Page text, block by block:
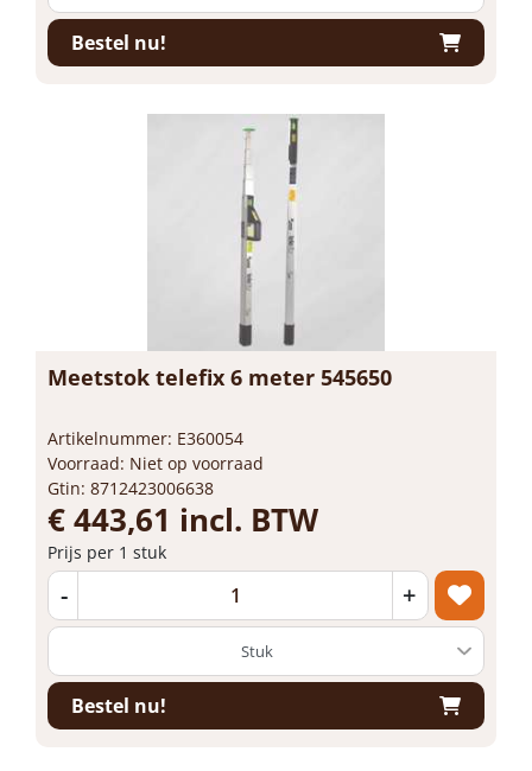
Bestel nu!
Meetstok telefix 6 meter 545650
Artikelnummer: E360054
Voorraad: Niet op voorraad
Gtin: 8712423006638
€ 443,61 incl. BTW
Prijs per 1 stuk
- +
Bestel nu!